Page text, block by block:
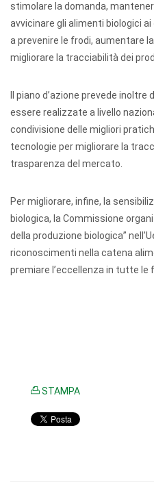
stimolare la domanda,
avvicinare gli alimenti biologici
a prevenire le frodi, aumentare
migliorare la tracciabilità dei
Il piano d’azione prevede
essere realizzate a livello
condivisione delle migliori
tecnologie per migliorare la
trasparenza del mercato.
Per migliorare, infine, la
biologica, la Commissione
della produzione biologica”
riconoscimenti nella catena
premiare l’eccellenza in tutte le
STAMPA